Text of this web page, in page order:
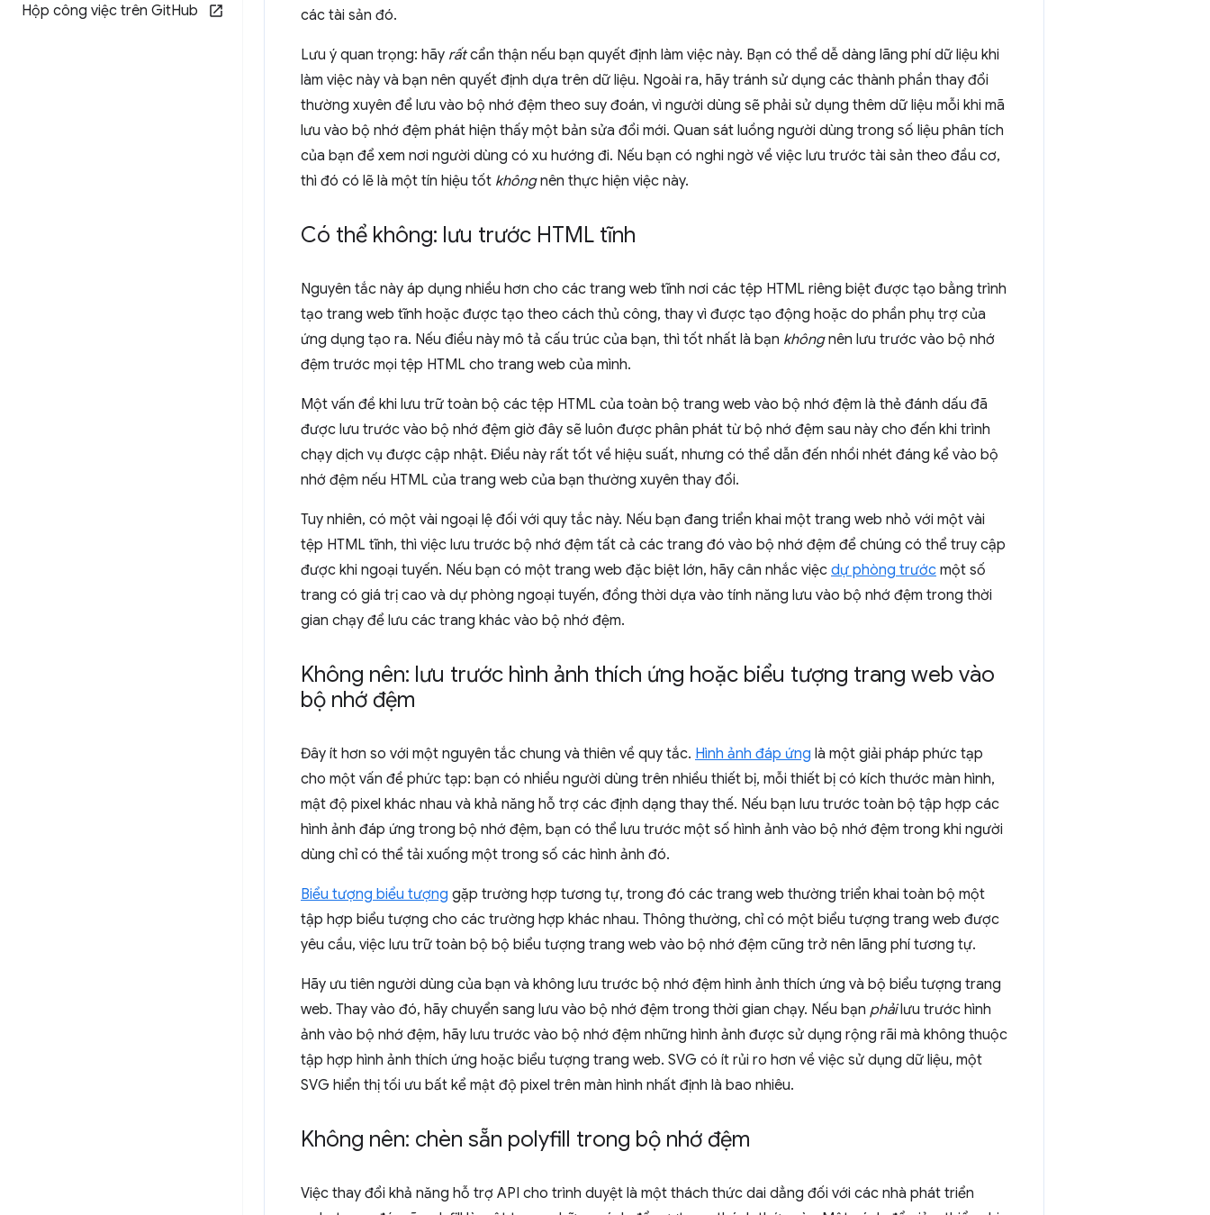
Hộp công việc trên GitHub
các tài sản đó.
Lưu ý quan trọng: hãy rấtcẩn thận nếu bạn quyết định làm việc này. Bạn có thể dễ dàng lãng phí dữ liệu khi
làm việc này và bạn nên quyết định dựa trên dữ liệu. Ngoài ra, hãy tránh sử dụng các thành phần thay đổi
thường xuyên để lưu vào bộ nhớ đệm theo suy đoán, vì người dùng sẽ phải sử dụng thêm dữ liệu mỗi khi mã
lưu vào bộ nhớ đệm phát hiện thấy một bản sửa đổi mới. Quan sát luồng người dùng trong số liệu phân tích
của bạn để xem nơi người dùng có xu hướng đi. Nếu bạn có nghi ngờ về việc lưu trước tài sản theo đầu cơ,
thì đó có lẽ là một tín hiệu tốt khôngnên thực hiện việc này.
Có thể không: lưu trước HTML tĩnh
Nguyên tắc này áp dụng nhiều hơn cho các trang web tĩnh nơi các tệp HTML riêng biệt được tạo bằng trình
tạo trang web tĩnh hoặc được tạo theo cách thủ công, thay vì được tạo động hoặc do phần phụ trợ của
ứng dụng tạo ra. Nếu điều này mô tả cấu trúc của bạn, thì tốt nhất là bạn khôngnên lưu trước vào bộ nhớ
đệm trước mọi tệp HTML cho trang web của mình.
Một vấn đề khi lưu trữ toàn bộ các tệp HTML của toàn bộ trang web vào bộ nhớ đệm là thẻ đánh dấu đã
được lưu trước vào bộ nhớ đệm giờ đây sẽ luôn được phân phát từ bộ nhớ đệm sau này cho đến khi trình
chạy dịch vụ được cập nhật. Điều này rất tốt về hiệu suất, nhưng có thể dẫn đến nhồi nhét đáng kể vào bộ
nhớ đệm nếu HTML của trang web của bạn thường xuyên thay đổi.
Tuy nhiên, có một vài ngoại lệ đối với quy tắc này. Nếu bạn đang triển khai một trang web nhỏ với một vài
tệp HTML tĩnh, thì việc lưu trước bộ nhớ đệm tất cả các trang đó vào bộ nhớ đệm để chúng có thể truy cập
được khi ngoại tuyến. Nếu bạn có một trang web đặc biệt lớn, hãy cân nhắc việc dự phòng trước một số
trang có giá trị cao và dự phòng ngoại tuyến, đồng thời dựa vào tính năng lưu vào bộ nhớ đệm trong thời
gian chạy để lưu các trang khác vào bộ nhớ đệm.
Không nên: lưu trước hình ảnh thích ứng hoặc biểu tượng trang web vào
bộ nhớ đệm
Đây ít hơn so với một nguyên tắc chung và thiên về quy tắc. Hình ảnh đáp ứng là một giải pháp phức tạp
cho một vấn đề phức tạp: bạn có nhiều người dùng trên nhiều thiết bị, mỗi thiết bị có kích thước màn hình,
mật độ pixel khác nhau và khả năng hỗ trợ các định dạng thay thế. Nếu bạn lưu trước toàn bộ tập hợp các
hình ảnh đáp ứng trong bộ nhớ đệm, bạn có thể lưu trước một số hình ảnh vào bộ nhớ đệm trong khi người
dùng chỉ có thể tải xuống một trong số các hình ảnh đó.
Biểu tượng biểu tượng gặp trường hợp tương tự, trong đó các trang web thường triển khai toàn bộ một
tập hợp biểu tượng cho các trường hợp khác nhau. Thông thường, chỉ có một biểu tượng trang web được
yêu cầu, việc lưu trữ toàn bộ bộ biểu tượng trang web vào bộ nhớ đệm cũng trở nên lãng phí tương tự.
Hãy ưu tiên người dùng của bạn và không lưu trước bộ nhớ đệm hình ảnh thích ứng và bộ biểu tượng trang
web. Thay vào đó, hãy chuyển sang lưu vào bộ nhớ đệm trong thời gian chạy. Nếu bạn phảilưu trước hình
ảnh vào bộ nhớ đệm, hãy lưu trước vào bộ nhớ đệm những hình ảnh được sử dụng rộng rãi mà không thuộc
tập hợp hình ảnh thích ứng hoặc biểu tượng trang web. SVG có ít rủi ro hơn về việc sử dụng dữ liệu, một
SVG hiển thị tối ưu bất kể mật độ pixel trên màn hình nhất định là bao nhiêu.
Không nên: chèn sẵn polyfill trong bộ nhớ đệm
Việc thay đổi khả năng hỗ trợ API cho trình duyệt là một thách thức dai dẳng đối với các nhà phát triển